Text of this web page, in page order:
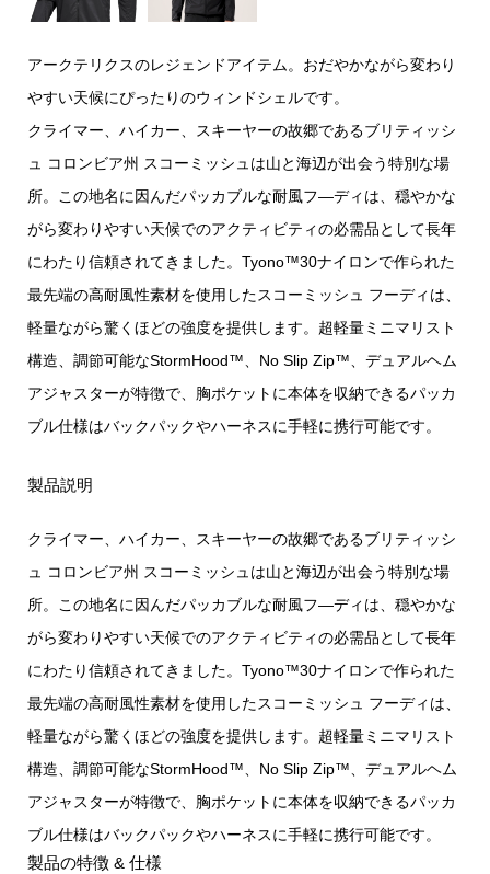
アークテリクスのレジェンドアイテム。おだやかながら変わり
やすい天候にぴったりのウィンドシェルです。
クライマー、ハイカー、スキーヤーの故郷であるブリティッシ
ュ コロンビア州 スコーミッシュは山と海辺が出会う特別な場
所。この地名に因んだパッカブルな耐風フ―ディは、穏やかな
がら変わりやすい天候でのアクティビティの必需品として長年
にわたり信頼されてきました。Tyono™30ナイロンで作られた
最先端の高耐風性素材を使用したスコーミッシュ フーディは、
軽量ながら驚くほどの強度を提供します。超軽量ミニマリスト
構造、調節可能なStormHood™、No Slip Zip™、デュアルヘム
アジャスターが特徴で、胸ポケットに本体を収納できるパッカ
ブル仕様はバックパックやハーネスに手軽に携行可能です。
製品説明
クライマー、ハイカー、スキーヤーの故郷であるブリティッシ
ュ コロンビア州 スコーミッシュは山と海辺が出会う特別な場
所。この地名に因んだパッカブルな耐風フ―ディは、穏やかな
がら変わりやすい天候でのアクティビティの必需品として長年
にわたり信頼されてきました。Tyono™30ナイロンで作られた
最先端の高耐風性素材を使用したスコーミッシュ フーディは、
軽量ながら驚くほどの強度を提供します。超軽量ミニマリスト
構造、調節可能なStormHood™、No Slip Zip™、デュアルヘム
アジャスターが特徴で、胸ポケットに本体を収納できるパッカ
ブル仕様はバックパックやハーネスに手軽に携行可能です。
製品の特徴 & 仕様